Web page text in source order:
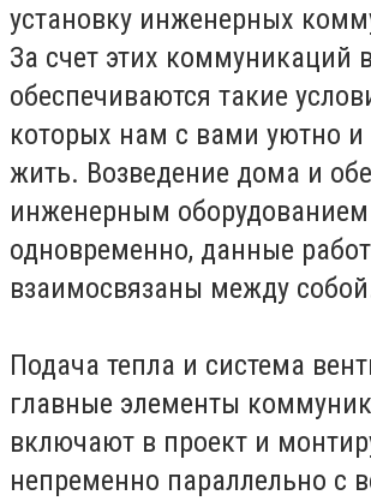
установку инженерных
За счет этих коммуникаций
обеспечиваются такие
которых нам с вами уютно
жить. Возведение дома и
инженерным оборудованием
одновременно, данные
взаимосвязаны между
Подача тепла и система
главные элементы
включают в проект и
непременно параллельно с